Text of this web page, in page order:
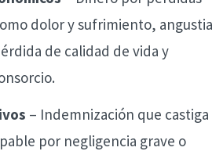
dolor y sufrimiento, angustia
de calidad de vida y
– Indemnización que castiga
por negligencia grave o